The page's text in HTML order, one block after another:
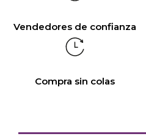
Vendedores de confianza
Compra sin colas